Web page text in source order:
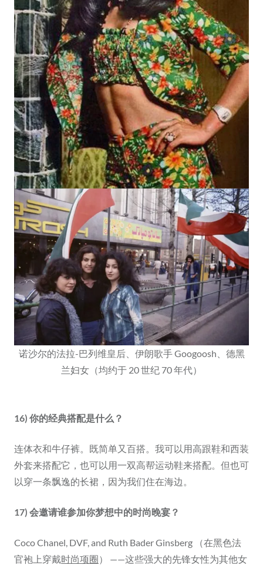
诺沙尔的法拉-巴列维皇后、伊朗歌手 Googoosh、德黑
兰妇女（均约于 20 世纪 70 年代）
16) 你的经典搭配是什么？
连体衣和牛仔裤。既简单又百搭。我可以用高跟鞋和西装
外套来搭配它，也可以用一双高帮运动鞋来搭配。但也可
以穿一条飘逸的长裙，因为我们住在海边。
17) 会邀请谁参加你梦想中的时尚晚宴？
Coco Chanel, DVF, and Ruth Bader Ginsberg （在黑色法
官袍上穿戴时尚项圈） ——这些强大的先锋女性为其他女